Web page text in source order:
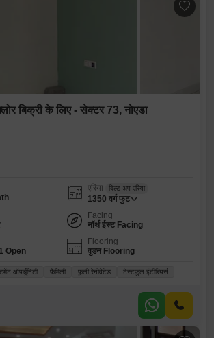
बिक्री के लिए - सेक्टर 73, नोएडा
एरिया बिल्ट-अप एरिया
1350 वर्ग फुट
Facing
नॉर्थ ईस्ट Facing
Open
Flooring
वुडन Flooring
ऑपर्चूनिटी फ़ैमिली फ़ुली रेनोवेटेड टेस्टफुल इंटीरियर्स